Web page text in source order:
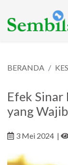
BERANDA
Efek Sinar
yang
3 Mei 2024 |